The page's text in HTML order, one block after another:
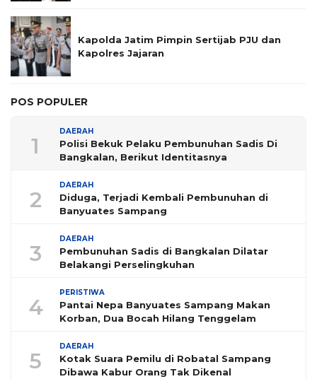
Kapolda Jatim Pimpin Sertijab PJU dan
Kapolres Jajaran
POS POPULER
1
DAERAH
Polisi Bekuk Pelaku Pembunuhan Sadis Di
Bangkalan, Berikut Identitasnya
2
DAERAH
Diduga, Terjadi Kembali Pembunuhan di
Banyuates Sampang
3
DAERAH
Pembunuhan Sadis di Bangkalan Dilatar
Belakangi Perselingkuhan
4
PERISTIWA
Pantai Nepa Banyuates Sampang Makan
Korban, Dua Bocah Hilang Tenggelam
5
DAERAH
Kotak Suara Pemilu di Robatal Sampang
Dibawa Kabur Orang Tak Dikenal